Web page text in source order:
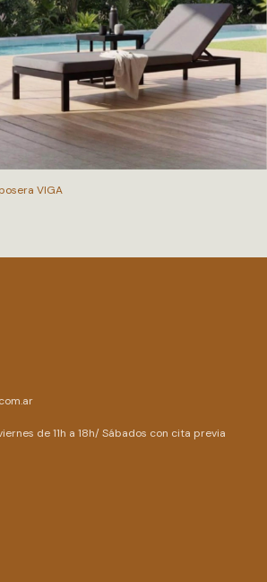
VIGA
de 11h a 18h/ Sábados con cita previa